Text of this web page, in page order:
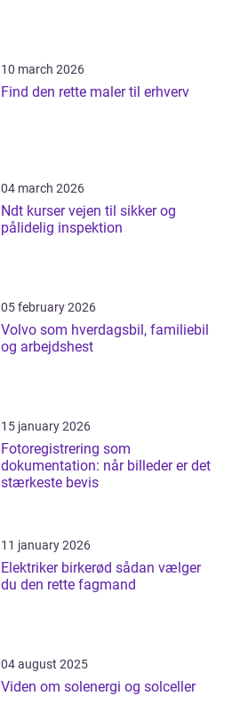
10 march 2026
Find den rette maler til erhverv
04 march 2026
Ndt kurser vejen til sikker og
pålidelig inspektion
05 february 2026
Volvo som hverdagsbil, familiebil
og arbejdshest
15 january 2026
Fotoregistrering som
dokumentation: når billeder er det
stærkeste bevis
11 january 2026
Elektriker birkerød sådan vælger
du den rette fagmand
04 august 2025
Viden om solenergi og solceller